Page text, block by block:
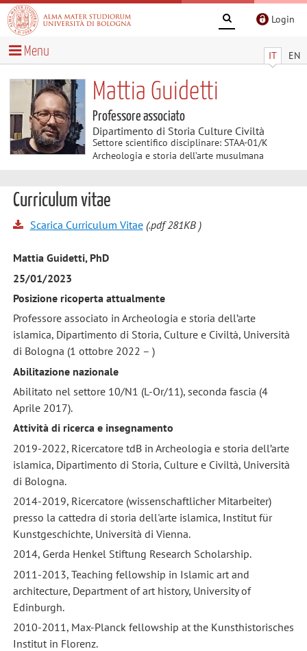
Login
IT EN
Menu
Mattia Guidetti
Professore associato
Dipartimento di Storia Culture Civiltà
Settore scientifico disciplinare: STAA-01/K
Archeologia e storia dell’arte musulmana
Curriculum vitae
Scarica Curriculum Vitae(.pdf 281KB )
Mattia Guidetti, PhD
25/01/2023
Posizione ricoperta attualmente
Professore associato in Archeologia e storia dell’arte
islamica, Dipartimento di Storia, Culture e Civiltà, Università
di Bologna (1 ottobre 2022 – )
Abilitazione nazionale
Abilitato nel settore 10/N1 (L-Or/11), seconda fascia (4
Aprile 2017).
Attività di ricerca e insegnamento
2019-2022, Ricercatore tdB in Archeologia e storia dell’arte
islamica, Dipartimento di Storia, Culture e Civiltà, Università
di Bologna.
2014-2019, Ricercatore (wissenschaftlicher Mitarbeiter)
presso la cattedra di storia dell'arte islamica, Institut für
Kunstgeschichte, Università di Vienna.
2014, Gerda Henkel Stiftung Research Scholarship.
2011-2013, Teaching fellowship in Islamic art and
architecture, Department of art history, University of
Edinburgh.
2010-2011, Max-Planck fellowship at the Kunsthistorisches
Institut in Florenz.